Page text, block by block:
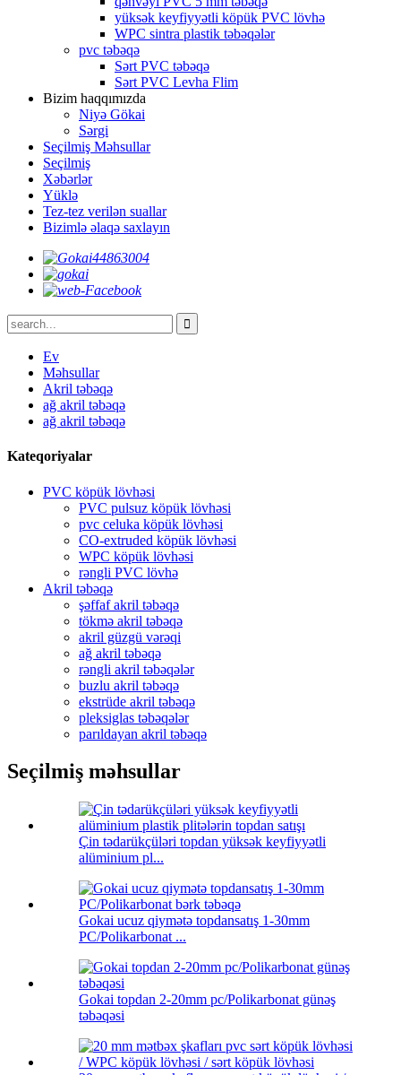
yüksək keyfiyyətli köpük PVC lövhə
WPC sintra plastik təbəqələr
pvc təbəqə
Sərt PVC təbəqə
Sərt PVC Levha Flim
Bizim haqqımızda
Niyə Gökai
Sərgi
Seçilmiş Məhsullar
Seçilmiş
Xəbərlər
Yüklə
Tez-tez verilən suallar
Bizimlə əlaqə saxlayın
Ev
Məhsullar
Akril təbəqə
ağ akril təbəqə
ağ akril təbəqə
Kateqoriyalar
PVC köpük lövhəsi
PVC pulsuz köpük lövhəsi
pvc celuka köpük lövhəsi
CO-extruded köpük lövhəsi
WPC köpük lövhəsi
rəngli PVC lövhə
Akril təbəqə
şəffaf akril təbəqə
tökmə akril təbəqə
akril güzgü vərəqi
ağ akril təbəqə
rəngli akril təbəqələr
buzlu akril təbəqə
ekstrüde akril təbəqə
pleksiglas təbəqələr
parıldayan akril təbəqə
Seçilmiş məhsullar
Çin tədarükçüləri topdan yüksək keyfiyyətli
alüminium pl...
Gokai ucuz qiymətə topdansatış 1-30mm
PC/Polikarbonat ...
Gokai topdan 2-20mm pc/Polikarbonat günəş
təbəqəsi